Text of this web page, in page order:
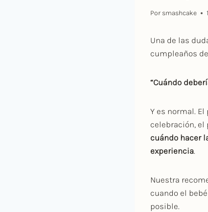
Por smashcake
Una de las
cumpleaños
“Cuándo
Y es normal.
celebración, el
cuándo hacer
experiencia.
Nuestra
cuando el
posible.